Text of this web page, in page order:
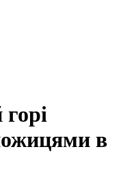
в